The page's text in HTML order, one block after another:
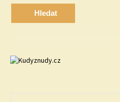
Hledat